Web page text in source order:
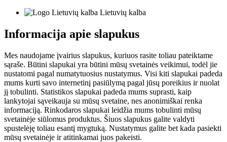
Lietuvių kalba
Informacija apie slapukus
Mes naudojame įvairius slapukus, kuriuos rasite toliau pateiktame
sąraše. Būtini slapukai yra būtini mūsų svetainės veikimui, todėl jie
nustatomi pagal numatytuosius nustatymus. Visi kiti slapukai padeda
mums kurti savo internetinį pasiūlymą pagal jūsų poreikius ir nuolat
jį tobulinti. Statistikos slapukai padeda mums suprasti, kaip
lankytojai sąveikauja su mūsų svetaine, nes anonimiškai renka
informaciją. Rinkodaros slapukai leidžia mums tobulinti mūsų
svetainėje siūlomus produktus. Šiuos slapukus galite valdyti
spustelėję toliau esantį mygtuką. Nustatymus galite bet kada pasiekti
mūsų svetainėje ir atitinkamai juos pakeisti.